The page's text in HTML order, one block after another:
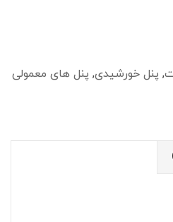
, پنل خورشیدی, پنل های معمولی